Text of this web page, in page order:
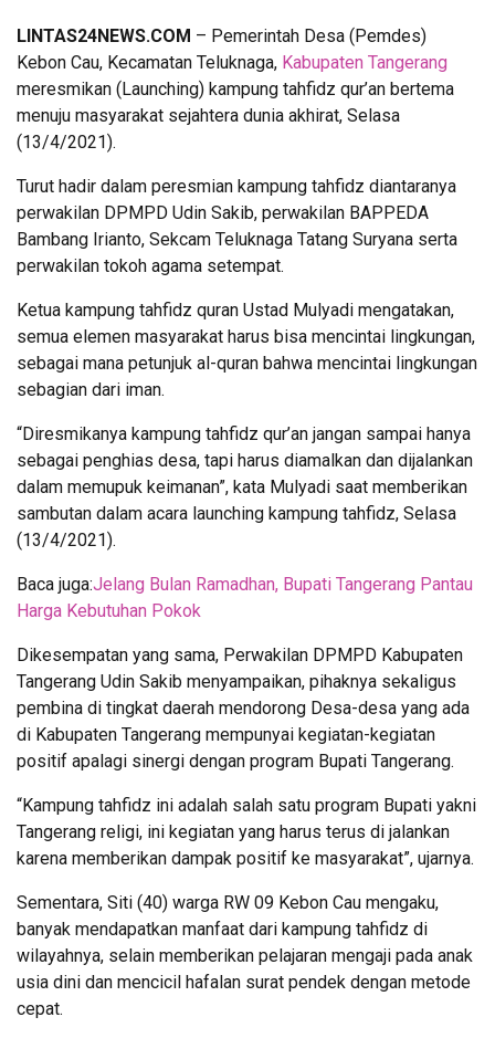
LINTAS24NEWS.COM – Pemerintah Desa (Pemdes)
Kebon Cau, Kecamatan Teluknaga, Kabupaten Tangerang
meresmikan (Launching) kampung tahfidz qur’an bertema
menuju masyarakat sejahtera dunia akhirat, Selasa
(13/4/2021).
Turut hadir dalam peresmian kampung tahfidz diantaranya
perwakilan DPMPD Udin Sakib, perwakilan BAPPEDA
Bambang Irianto, Sekcam Teluknaga Tatang Suryana serta
perwakilan tokoh agama setempat.
Ketua kampung tahfidz quran Ustad Mulyadi mengatakan,
semua elemen masyarakat harus bisa mencintai lingkungan,
sebagai mana petunjuk al-quran bahwa mencintai lingkungan
sebagian dari iman.
“Diresmikanya kampung tahfidz qur’an jangan sampai hanya
sebagai penghias desa, tapi harus diamalkan dan dijalankan
dalam memupuk keimanan”, kata Mulyadi saat memberikan
sambutan dalam acara launching kampung tahfidz, Selasa
(13/4/2021).
Baca juga:Jelang Bulan Ramadhan, Bupati Tangerang Pantau
Harga Kebutuhan Pokok
Dikesempatan yang sama, Perwakilan DPMPD Kabupaten
Tangerang Udin Sakib menyampaikan, pihaknya sekaligus
pembina di tingkat daerah mendorong Desa-desa yang ada
di Kabupaten Tangerang mempunyai kegiatan-kegiatan
positif apalagi sinergi dengan program Bupati Tangerang.
“Kampung tahfidz ini adalah salah satu program Bupati yakni
Tangerang religi, ini kegiatan yang harus terus di jalankan
karena memberikan dampak positif ke masyarakat”, ujarnya.
Sementara, Siti (40) warga RW 09 Kebon Cau mengaku,
banyak mendapatkan manfaat dari kampung tahfidz di
wilayahnya, selain memberikan pelajaran mengaji pada anak
usia dini dan mencicil hafalan surat pendek dengan metode
cepat.